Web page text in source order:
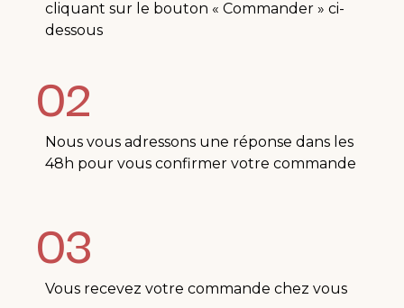
cliquant sur le bouton « Commander » ci-
dessous
02
Nous vous adressons une réponse dans les
48h pour vous confirmer votre commande
03
Vous recevez votre commande chez vous